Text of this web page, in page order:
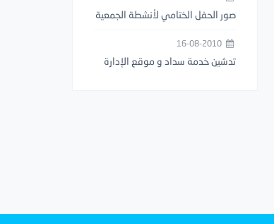
صور الحفل الختامي لأنشطة الجمعية
16-08-2010
تدشين خدمة سداد و موقع الإدارة